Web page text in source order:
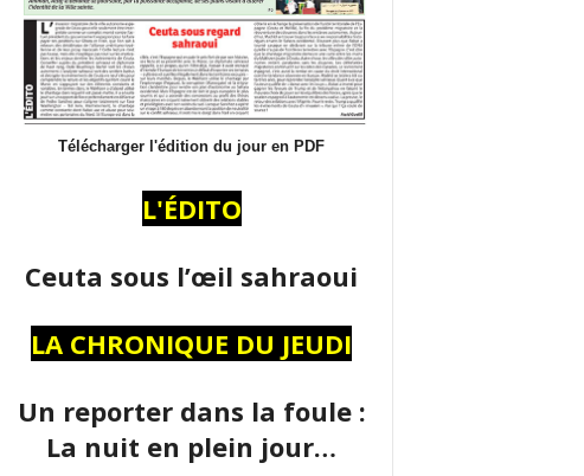
Télécharger l'édition du jour en PDF
L'ÉDITO
Ceuta sous l’œil sahraoui
LA CHRONIQUE DU JEUDI
Un reporter dans la foule :
La nuit en plein jour…